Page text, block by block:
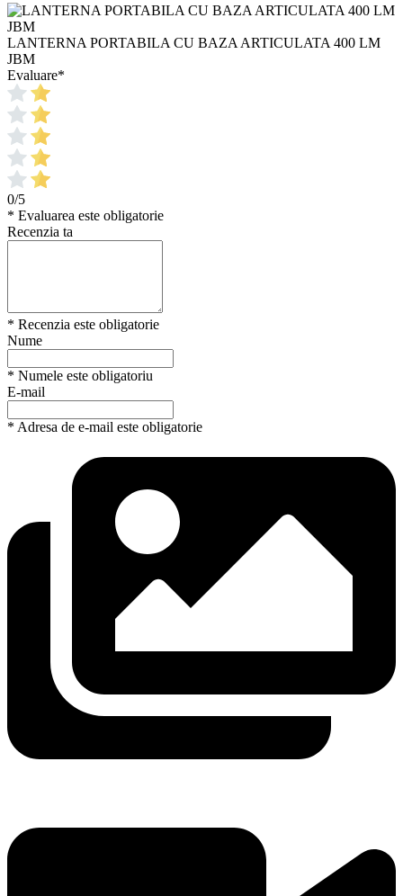
LANTERNA PORTABILA CU BAZA ARTICULATA 400 LM
JBM
Evaluare*
0/5
* Evaluarea este obligatorie
Recenzia ta
* Recenzia este obligatorie
Nume
* Numele este obligatoriu
E-mail
* Adresa de e-mail este obligatorie